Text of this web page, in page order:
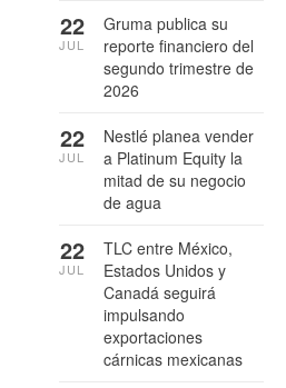
Gruma publica su
reporte financiero del
segundo trimestre de
2026
22
JUL
Nestlé planea vender
a Platinum Equity la
mitad de su negocio
de agua
22
JUL
TLC entre México,
Estados Unidos y
Canadá seguirá
impulsando
exportaciones
cárnicas mexicanas
22
JUL